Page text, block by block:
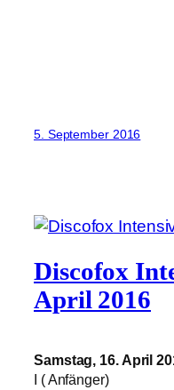
5. September 2016
Discofox
April 2016
Samstag, 16. April
I ( Anfänger)